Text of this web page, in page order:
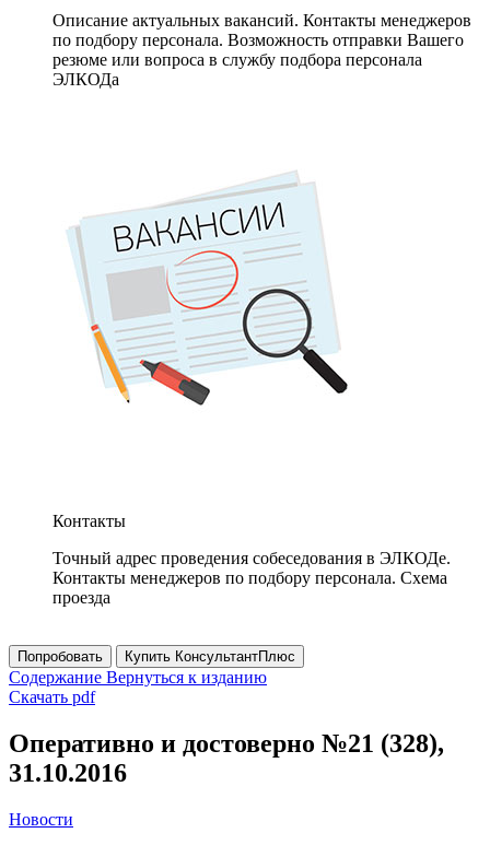
Описание актуальных вакансий. Контакты менеджеров
по подбору персонала. Возможность отправки Вашего
резюме или вопроса в службу подбора персонала
ЭЛКОДа
Контакты
Точный адрес проведения собеседования в ЭЛКОДе.
Контакты менеджеров по подбору персонала. Схема
проезда
Попробовать Купить КонсультантПлюс
Содержание Вернуться к изданию
Скачать pdf
Оперативно и достоверно №21 (328),
31.10.2016
Новости